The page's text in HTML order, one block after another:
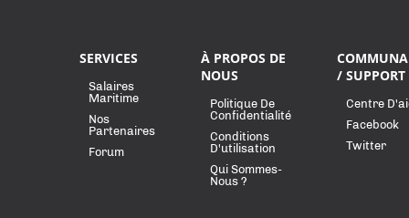
SERVICES
Salaires
Maritime
Nos
Partenaires
Forum
À PROPOS DE
NOUS
Politique De
Confidentialité
Conditions
D'utilisation
Qui Sommes-
Nous ?
/ SUPPORT
Centre
Facebook
Twitter